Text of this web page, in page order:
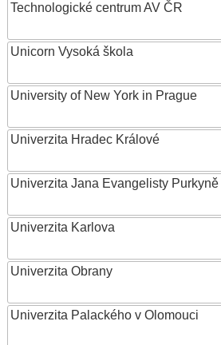
Technologické centrum AV ČR
Unicorn Vysoká škola
University of New York in Prague
Univerzita Hradec Králové
Univerzita Jana Evangelisty
Univerzita Karlova
Univerzita Obrany
Univerzita Palackého v Olomouci